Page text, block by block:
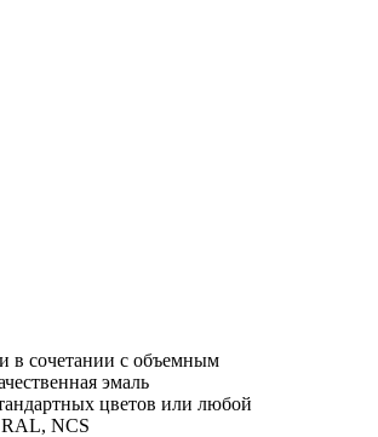
в сочетании с объемным
эмаль
цветов или любой
RAL, NCS